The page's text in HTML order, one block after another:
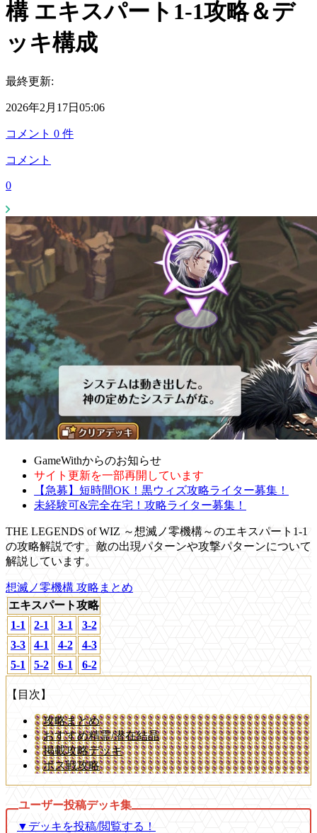
構 エキスパート1-1攻略＆デ
ッキ構成
最終更新:
2026年2月17日05:06
コメント 0 件
コメント
0
GameWithからのお知らせ
サイト更新を一部再開しています
【急募】短時間OK！黒ウィズ攻略ライター募集！
未経験可&完全在宅！攻略ライター募集！
THE LEGENDS of WIZ ～想滅ノ零機構～のエキスパート1-1
の攻略解説です。敵の出現パターンや攻撃パターンについて
解説しています。
想滅ノ零機構 攻略まとめ
エキスパート攻略
1-1
2-1 3-1
3-2
3-3
4-1 4-2
4-3
5-1
5-2 6-1 6-2
【目次】
攻略まとめ
おすすめ精霊/潜在結晶
掲載攻略デッキ
ボス戦攻略
▼デッキを投稿/閲覧する！